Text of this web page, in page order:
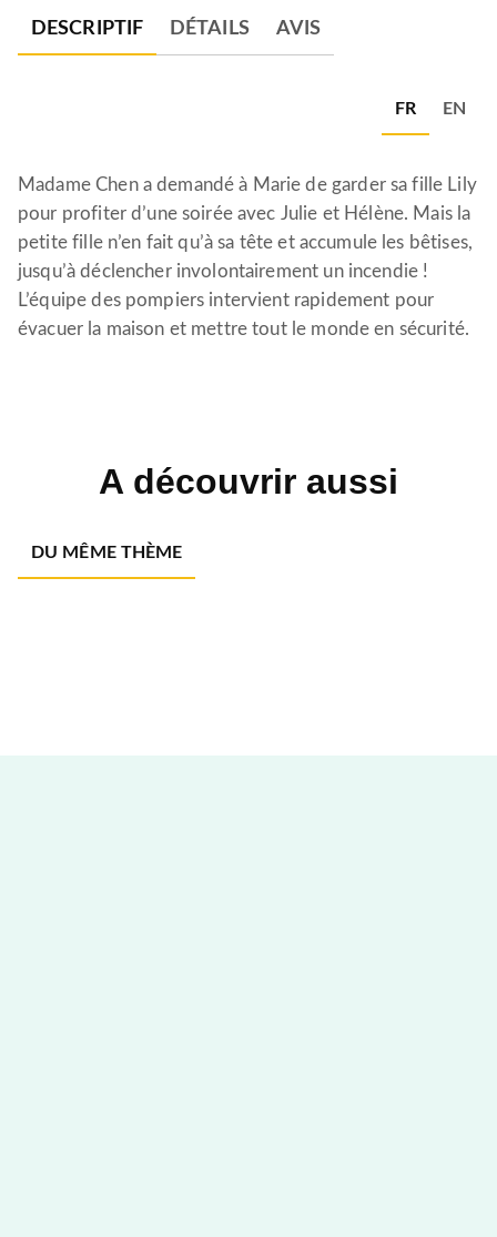
DESCRIPTIF DÉTAILS AVIS
FR EN
Madame Chen a demandé à Marie de garder sa fille Lily
pour profiter d’une soirée avec Julie et Hélène. Mais la
petite fille n’en fait qu’à sa tête et accumule les bêtises,
jusqu’à déclencher involontairement un incendie !
L’équipe des pompiers intervient rapidement pour
évacuer la maison et mettre tout le monde en sécurité.
A découvrir aussi
DU MÊME THÈME